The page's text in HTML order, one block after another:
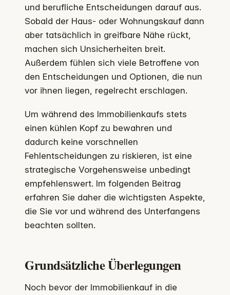
und berufliche Entscheidungen darauf aus.
Sobald der Haus- oder Wohnungskauf dann
aber tatsächlich in greifbare Nähe rückt,
machen sich Unsicherheiten breit.
Außerdem fühlen sich viele Betroffene von
den Entscheidungen und Optionen, die nun
vor ihnen liegen, regelrecht erschlagen.
Um während des Immobilienkaufs stets
einen kühlen Kopf zu bewahren und
dadurch keine vorschnellen
Fehlentscheidungen zu riskieren, ist eine
strategische Vorgehensweise unbedingt
empfehlenswert. Im folgenden Beitrag
erfahren Sie daher die wichtigsten Aspekte,
die Sie vor und während des Unterfangens
beachten sollten.
Grundsätzliche Überlegungen
Noch bevor der Immobilienkauf in die